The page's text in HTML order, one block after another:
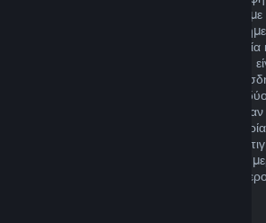
το όριο των δύο ωρών χρόνου παιχνιδιού (με
εκδόσεων βήτα), αλλά η περίοδος των 14
χρημάτων δεν θα ξεκινά πριν την
παράδειγμα, αν αγοράσετε ένα παιχνίδι που
,
παιχνιδιού θα προσμετράται στο όριο των
επιστροφή χρημάτων. Αν προαγοράσετε έναν
λειτουργικός πριν την ημερομηνία
ζητήσετε επιστροφή χρημάτων ανά πάσα
κυκλοφορία του και η τυπική περίοδος 14
επιστροφή χρημάτων θα ισχύει από την